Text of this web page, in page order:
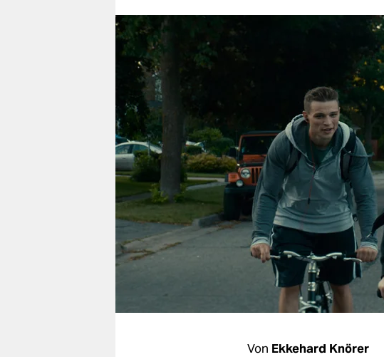
berlin
nord
wahrheit
verlag
verlag
veranstaltungen
shop
fragen & hilfe
Von Ekkehard Knörer